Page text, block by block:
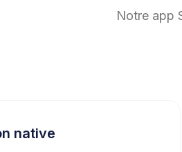
Notre app
native